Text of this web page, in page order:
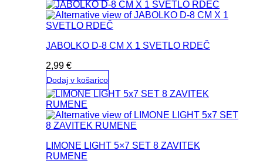
JABOLKO D-8 CM X 1 SVETLO RDEČ
2,99 €
Dodaj v košarico
LIMONE LIGHT 5×7 SET 8 ZAVITEK
RUMENE